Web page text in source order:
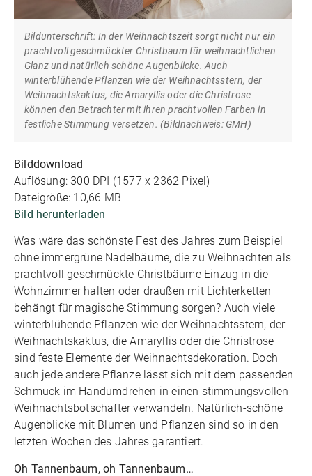
Bildunterschrift: In der Weihnachtszeit sorgt nicht nur ein
prachtvoll geschmückter Christbaum für weihnachtlichen
Glanz und natürlich schöne Augenblicke. Auch
winterblühende Pflanzen wie der Weihnachtsstern, der
Weihnachtskaktus, die Amaryllis oder die Christrose
können den Betrachter mit ihren prachtvollen Farben in
festliche Stimmung versetzen. (Bildnachweis: GMH)
Bilddownload
Auflösung: 300 DPI (1577 x 2362 Pixel)
Dateigröße: 10,66 MB
Bild herunterladen
Was wäre das schönste Fest des Jahres zum Beispiel
ohne immergrüne Nadelbäume, die zu Weihnachten als
prachtvoll geschmückte Christbäume Einzug in die
Wohnzimmer halten oder draußen mit Lichterketten
behängt für magische Stimmung sorgen? Auch viele
winterblühende Pflanzen wie der Weihnachtsstern, der
Weihnachtskaktus, die Amaryllis oder die Christrose
sind feste Elemente der Weihnachtsdekoration. Doch
auch jede andere Pflanze lässt sich mit dem passenden
Schmuck im Handumdrehen in einen stimmungsvollen
Weihnachtsbotschafter verwandeln. Natürlich-schöne
Augenblicke mit Blumen und Pflanzen sind so in den
letzten Wochen des Jahres garantiert.
Oh Tannenbaum, oh Tannenbaum…